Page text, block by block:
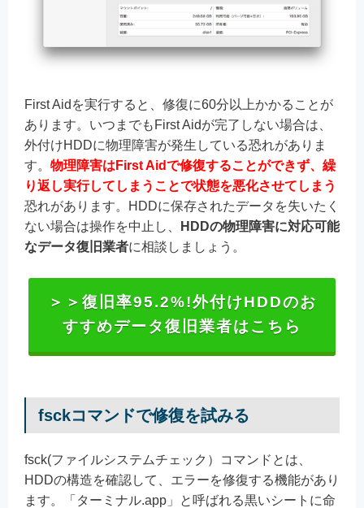
First Aidを実行すると、修復に60分以上かかることが
あります。いつまでもFirst Aidが完了しない場合は、
外付けHDDに物理障害が発生している恐れがありま
す。 物理障害はFirst Aidで修復することができず、繰
り返し実行してしまうことで状態を悪化させてしまう
恐れがあります。HDDに保存されたデータを失いたく
ない場合は操作を中止し、
HDDの物理障害に対応可能
なデータ復旧業者に相談しましょう。
＞＞復旧率95.2%!外付けHDDのお
すすめデータ復旧業者はこちら
fsckコマンドで修復を試みる
fsck(ファイルシステムチェック）コマンドとは、
HDDの構造を確認して、エラーを修復する機能があり
ます。「ターミナル.app」と呼ばれる黒いシートに命